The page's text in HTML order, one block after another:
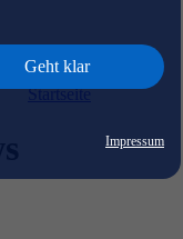
Geht klar
Impressum
Startseite